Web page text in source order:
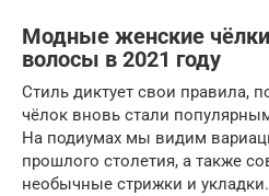
Модные женские
волосы в 2021 году
Стиль диктует свои правила,
чёлок вновь стали
На подиумах мы видим
прошлого столетия, а также
необычные стрижки и укладки.